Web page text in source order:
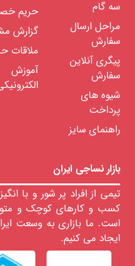
نخ
اپن
هوا
(ایرجت)
الیاف
های
فانتزی
رنگرزی
انواع
نخ
تابندگی
نخ
خدمات
آزمایشگاهی
سه گام
مراحل ارسال
سفارش
پیگری آنلاین
سفارش
شیوه های
پرداخت
راهنمای سایز
حریم
گزارش
ملاقات
آموزش
بازار نساجی ایران
تیمی از افراد پر شور و با
کسب و کارهای کوچک و
است. ما بازاری به وسعت
ایجاد می کنیم.